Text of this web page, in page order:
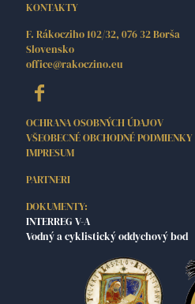
KONTAKTY
F. Rákocziho 102/32, 076 32 Borša
Slovensko
office@rakoczino.eu
OCHRANA OSOBNÝCH ÚDAJOV
VŠEOBECNÉ OBCHODNÉ PODMIENKY
IMPRESUM
PARTNERI
DOKUMENTY:
INTERREG V-A
Vodný a cyklistický oddychový bod